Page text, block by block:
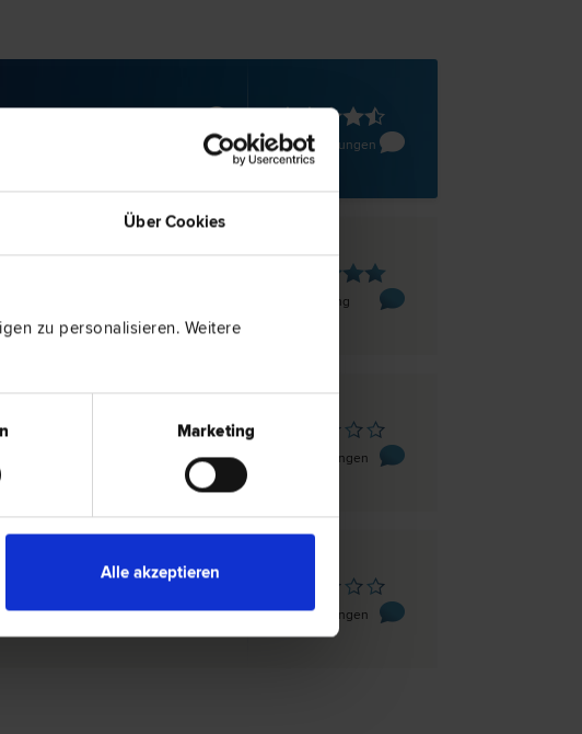
Über Cookies
zu personalisieren. Weitere
Marketing
Alle akzeptieren
62 Bewertungen
1 Bewertung
0 Bewertungen
Schildbach 111 0 Bewertungen